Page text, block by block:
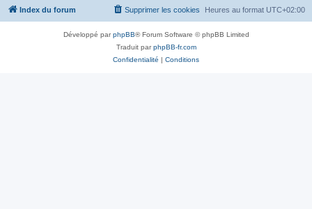
e
r
Index du forum Heures au format UTC+02:00
Supprimer les cookies
Développé parphpBB® Forum Software © phpBB Limited
Traduit parphpBB-fr.com
Confidentialité | Conditions